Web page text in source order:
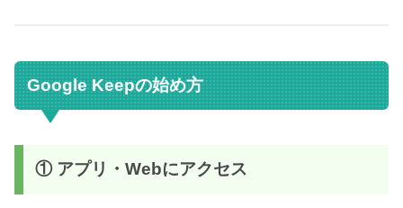
Google Keepの始め方
① アプリ・Webにアクセス